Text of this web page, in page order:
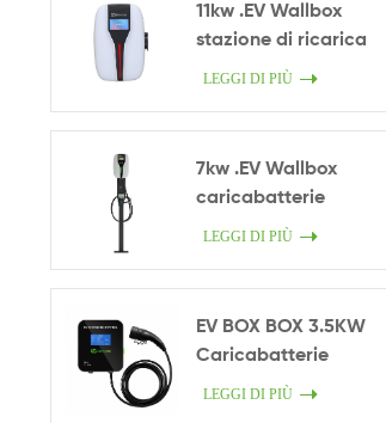
11kw .EV Wallbox
stazione di ricarica
LEGGI DI PIÙ
7kw .EV Wallbox
caricabatterie
LEGGI DI PIÙ
EV BOX BOX 3.5KW
Caricabatterie
intelligente domestico
LEGGI DI PIÙ